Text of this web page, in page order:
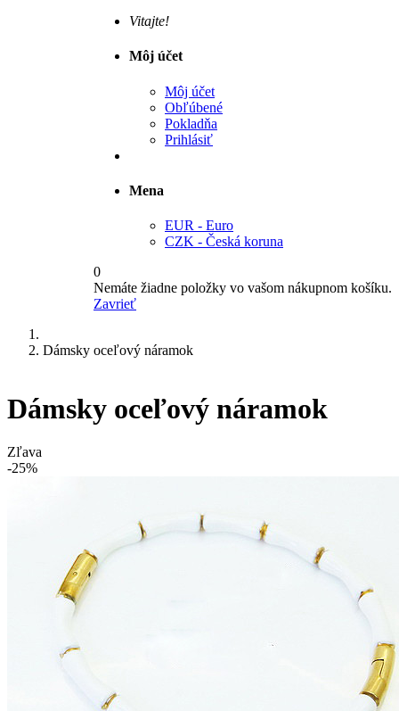
Vitajte!
Môj účet
Môj účet
Obľúbené
Pokladňa
Prihlásiť
Mena
EUR - Euro
CZK - Česká koruna
0
Nemáte žiadne položky vo vašom nákupnom košíku.
Zavrieť
Dámsky oceľový náramok
Dámsky oceľový náramok
Zľava
-25%